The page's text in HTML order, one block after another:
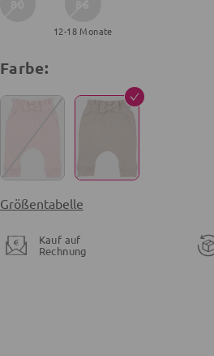
12-18 Monate
Farbe:
Größentabelle
Kauf auf
Rechnung